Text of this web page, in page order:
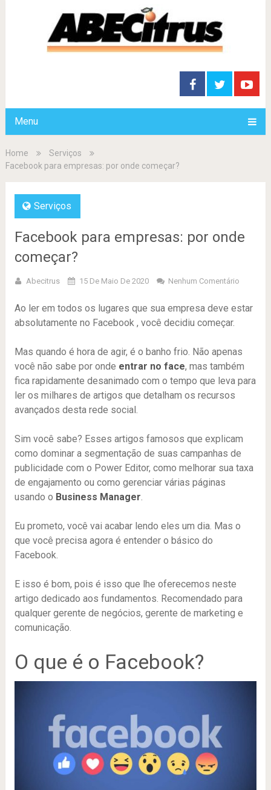
Menu
Home
Serviços
Facebook para empresas: por onde começar?
Serviços
Facebook para empresas: por onde
começar?
Abecitrus 15 De Maio De 2020 Nenhum Comentário
Ao ler em todos os lugares que sua empresa deve estar
absolutamente no Facebook , você decidiu começar.
Mas quando é hora de agir, é o banho frio. Não apenas
você não sabe por onde entrar no face, mas também
fica rapidamente desanimado com o tempo que leva para
ler os milhares de artigos que detalham os recursos
avançados desta rede social.
Sim você sabe? Esses artigos famosos que explicam
como dominar a segmentação de suas campanhas de
publicidade com o Power Editor, como melhorar sua taxa
de engajamento ou como gerenciar várias páginas
usando o Business Manager.
Eu prometo, você vai acabar lendo eles um dia. Mas o
que você precisa agora é entender o básico do
Facebook.
E isso é bom, pois é isso que lhe oferecemos neste
artigo dedicado aos fundamentos. Recomendado para
qualquer gerente de negócios, gerente de marketing e
comunicação.
O que é o Facebook?